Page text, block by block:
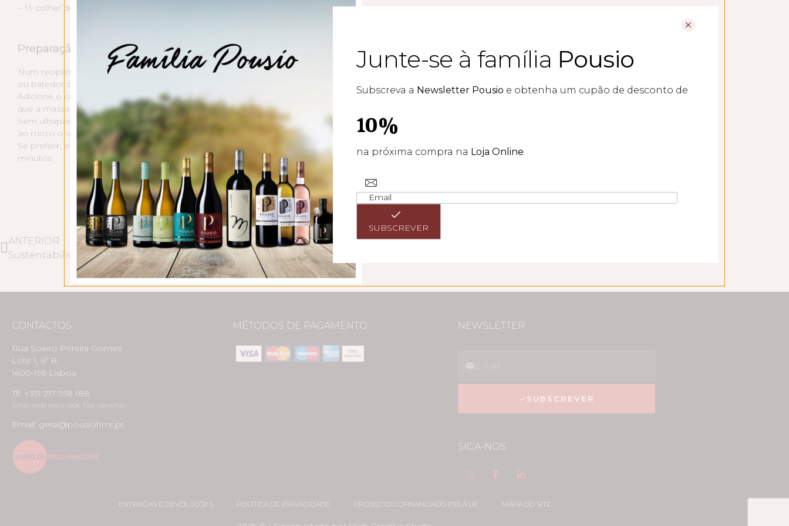
– ½ colher de chá de fermento em pó
Preparação:
Num recipiente, junte o azeite, o ovo, o açúcar e bata tudo com um garfo
ou batedor de arame. De seguida, adicione o leite e misture.
Adicione o cacau, a farinha e o fermento. Envolva tudo vigorosamente até
que a massa fique lisa.
Sem ultrapassar ⅔ da capacidade, divida a massa por 3 chávenas e leve-as
ao micro-ondas, na potência máxima, durante 3 minutos.
Se preferir, asse no forno convencional, pré-aquecido a 180ºC durante 15
minutos.
ANTERIOR
Sustentabilidade de recursos hídricos na Herdade do Monte da Ribeira
CONTACTOS
Rua Soeiro Pereira Gomes
Lote 1, 6º B
1600-196 Lisboa
Tlf: +351 217 958 188
(chamada para rede fixa nacional)
Email: geral@pousiohmr.pt
MÉTODOS DE PAGAMENTO NEWSLETTER
SUBSCREVER
SIGA-NOS
ENTREGAS E DEVOLUÇÕES POLÍTICA DE PRIVACIDADE PROJECTO COFINANCIADO PELA UE MAPA DO SITE
Junte-se à família Pousio
Subscreva a Newsletter Pousio e obtenha um cupão de desconto de
10%
na próxima compra na Loja Online.
SUBSCREVER